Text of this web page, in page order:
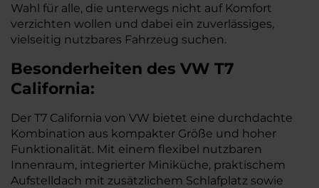
Wahl für alle, die unterwegs nicht auf Komfort
verzichten wollen und dabei ein zuverlässiges,
vielseitig nutzbares Fahrzeug suchen.
Besonderheiten des VW T7
California:
Der T7 California von VW bietet eine durchdachte
Kombination aus kompakter Größe und hoher
Funktionalität. Mit einem flexibel nutzbaren
Innenraum, integrierter Miniküche, praktischem
Aufstelldach mit zusätzlichem Schlafplatz sowie